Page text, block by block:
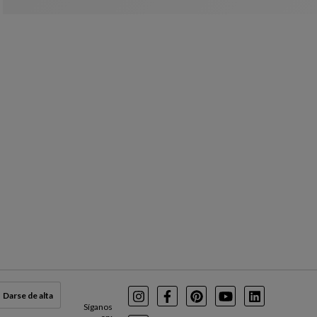
Síganos
InstagramFacebookPinterest
YoutubeLinkedIn
Darse de alta